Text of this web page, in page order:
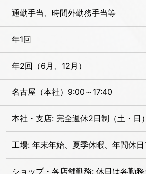
通勤手当、時間外勤務手当等
年1回
年2回（6月、12月）
名古屋（本社）9:00～17:40
本社・支店: 完全週休2日制（土・日
工場: 年末年始、夏季休暇、年間休日
ショップ・各店舗勤務: 休日は各勤